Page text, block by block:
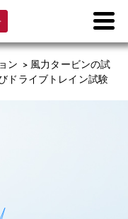
ン > 風力タービンの試
ドライブトレイン試験